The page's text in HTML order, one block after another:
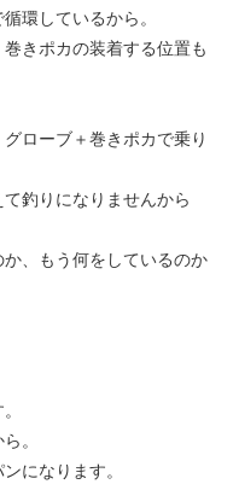
環しているから。
きポカの装着する位置も
ローブ＋巻きポカで乗り
釣りになりませんから
、もう何をしているのか
。
になります。